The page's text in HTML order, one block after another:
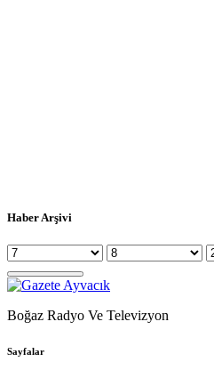
Haber Arşivi
Boğaz Radyo Ve Televizyon
Sayfalar